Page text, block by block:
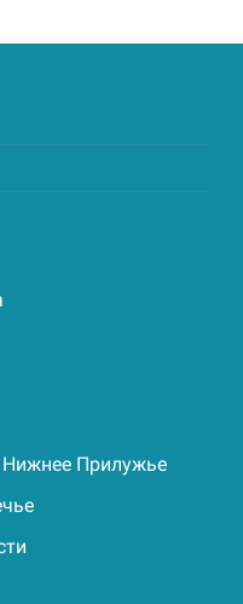
Нижнее Прилужье